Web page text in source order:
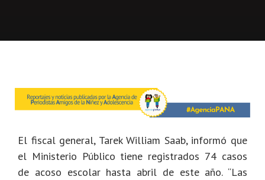
El fiscal general, Tarek William Saab, informó que
el Ministerio Público tiene registrados 74 casos
de acoso escolar hasta abril de este año. “Las